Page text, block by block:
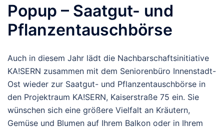
Popup – Saatgut- und
Pflanzentauschbörse
Auch in diesem Jahr lädt die Nachbarschaftsinitiative
KA!SERN zusammen mit dem Seniorenbüro Innenstadt-
Ost wieder zur Saatgut- und Pflanzentauschbörse in
den Projektraum KA!SERN, Kaiserstraße 75 ein. Sie
wünschen sich eine größere Vielfalt an Kräutern,
Gemüse und Blumen auf Ihrem Balkon oder in Ihrem